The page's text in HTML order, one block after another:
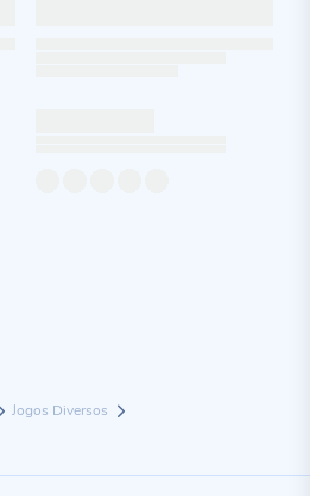
Jogos Diversos